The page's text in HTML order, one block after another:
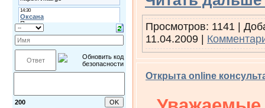
200
Просмотров: 1141 |
11.04.2009
Открыта online